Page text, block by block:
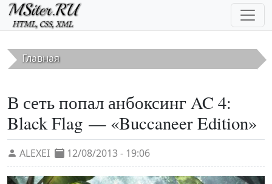
Перейти к основному содержанию
Главная
В сеть попал анбоксинг AC 4:
Black Flag — «Buccaneer Edition»
ALEXEI 12/08/2013 - 19:06